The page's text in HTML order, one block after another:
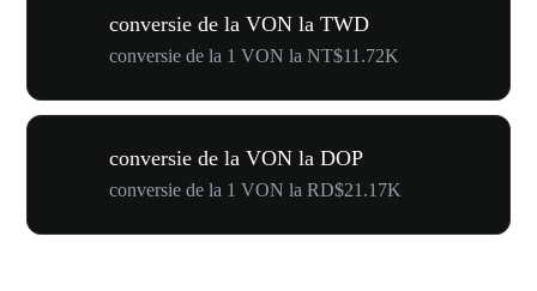
conversie de la VON la TWD
conversie de la 1 VON la NT$11.72K
conversie de la VON la DOP
conversie de la 1 VON la RD$21.17K